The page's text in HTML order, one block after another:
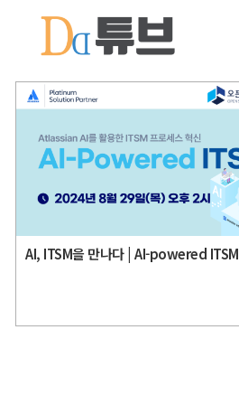
AI, ITSM을 만나다 | AI-powered ITSM